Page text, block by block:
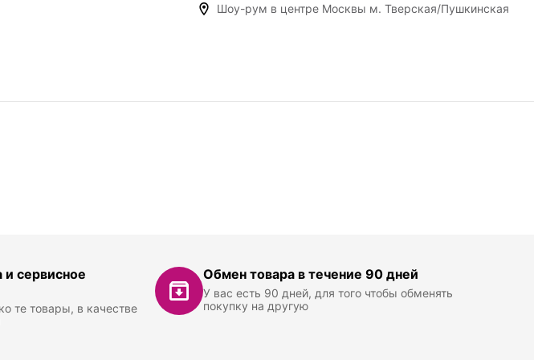
Шоу-рум в центре Москвы м. Тверская/Пушкинская
и сервисное
те товары, в качестве
Обмен товара в течение 90 дней
У вас есть 90 дней, для того чтобы обменять
покупку на другую